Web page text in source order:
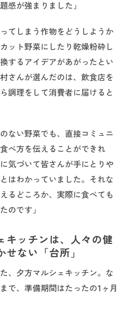
感が強まりました」
てしまう作物をどうしようか
ット野菜にしたり乾燥粉砕し
するアイデアがあがったとい
さんが選んだのは、飲食店を
調理をして消費者に届けると
のない野菜でも、直接コミュニ
べ方を伝えることができれ
気づいて皆さんが手にとりや
はわかっていました。それな
るどころか、実際に食べても
のです」
キッチンは、人々の健
せない「台所」
、夕方マルシェキッチン。な
で、準備期間はたったの1ヶ月